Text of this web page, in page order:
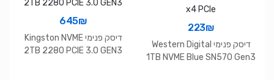
223₪
דיסק פנימי Western Digital
1TB NVME Blue SN570 Gen3
645₪
דיסק פנימי Kingston NVME
2TB 2280 PCIE 3.0 GEN3